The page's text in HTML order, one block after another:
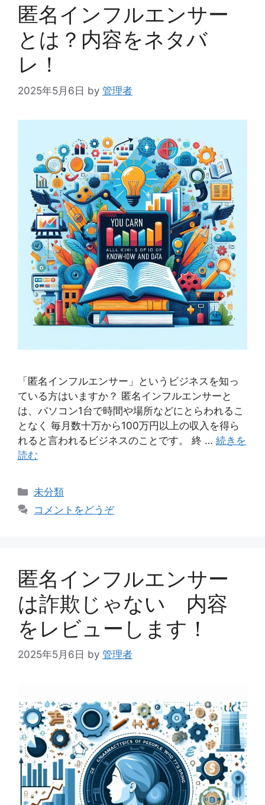
匿名インフルエンサー
とは？内容をネタバ
レ！
2025年5月6日 by 管理者
「匿名インフルエンサー」というビジネスを知っ
ている方はいますか？ 匿名インフルエンサーと
は、パソコン1台で時間や場所などにとらわれるこ
となく 毎月数十万から100万円以上の収入を得ら
れると言われるビジネスのことです。 終 … 続きを
読む
カ
未分類
コメントをどうぞ
匿名インフルエンサー
は詐欺じゃない 内容
をレビューします！
2025年5月6日 by 管理者